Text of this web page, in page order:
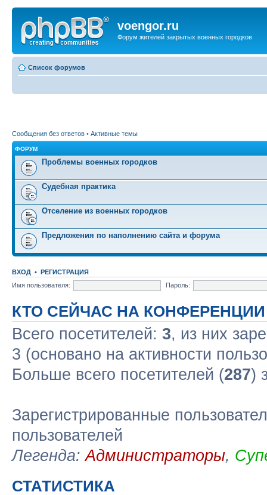
voengor.ru
Форум жителей закрытых военных городков
Список форумов
Сообщения без ответов • Активные темы
ФОРУМ
Проблемы военных городков
Судебная практика
Отселение из военных городков
Предложения по наполнению сайта и форума
ВХОД • РЕГИСТРАЦИЯ
Имя пользователя:
Пароль:
КТО СЕЙЧАС НА КОНФЕРЕНЦИИ
Всего посетителей: 3, из них
3 (основано на активности
Больше всего посетителей (287)
Зарегистрированные
пользователей
Легенда:Администраторы,
СТАТИСТИКА